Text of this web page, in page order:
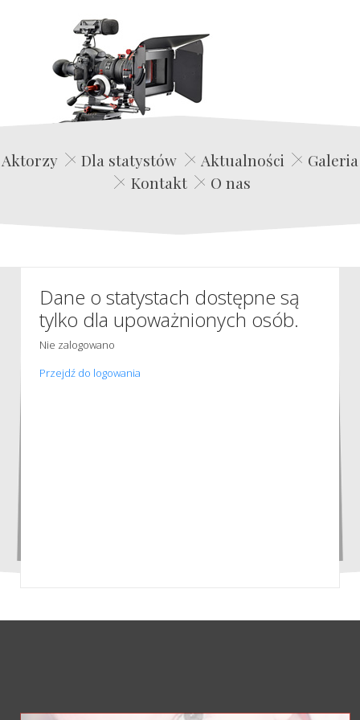
Edwin Film Agencja Aktorska
Aktorzy Dla statystów Aktualności
Galeria
Kontakt
O nas
Dane o statystach dostępne są
tylko dla upoważnionych osób.
Nie zalogowano
Przejdź do logowania